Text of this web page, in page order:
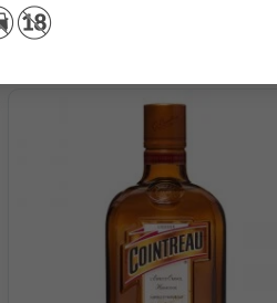
vị hơn hẳn. Hương vị ngọt ngào,
mộc Jagermeister, rượu đầu
tương tự